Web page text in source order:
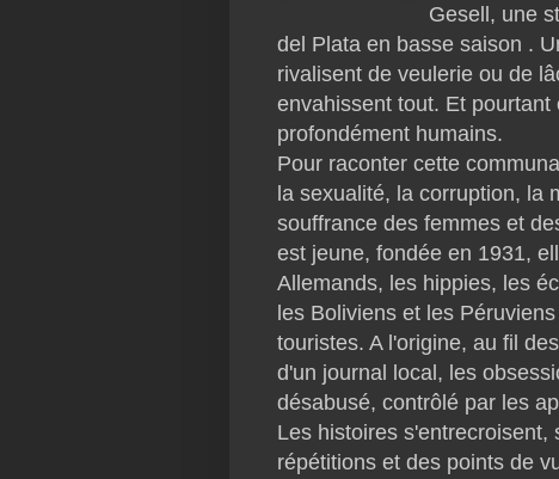
Gesell, une
del Plata en basse saison .
rivalisent de veulerie ou de
envahissent tout. Et
profondément humains.
Pour raconter cette
la sexualité, la corruption, la
souffrance des femmes et
est jeune, fondée en 1931,
Allemands, les hippies, les
les Boliviens et les
touristes. A l'origine, au fil
d'un journal local, les
désabusé, contrôlé par les
Les histoires
répétitions et des points de